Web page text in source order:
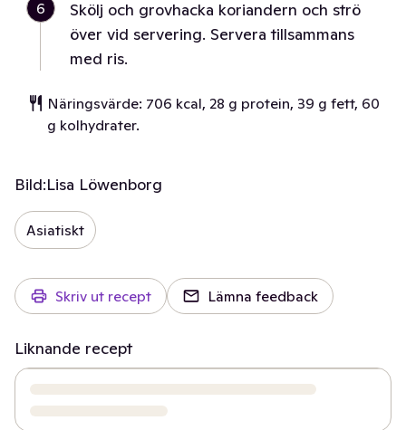
6
Skölj och grovhacka koriandern och strö
över vid servering. Servera tillsammans
med ris.
Näringsvärde: 706 kcal, 28 g protein, 39 g fett, 60
g kolhydrater.
Bild:Lisa Löwenborg
Asiatiskt
Skriv ut recept Lämna feedback
Liknande recept